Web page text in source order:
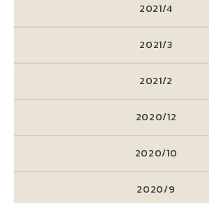
2021/4
2021/3
2021/2
2020/12
2020/10
2020/9